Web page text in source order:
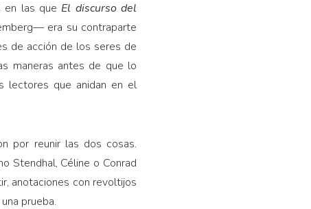
en las que El discurso del
era su contraparte
de acción de los seres de
maneras antes de que lo
lectores que anidan en el
por reunir las dos cosas.
Stendhal, Céline o Conrad
anotaciones con revoltijos
prueba.